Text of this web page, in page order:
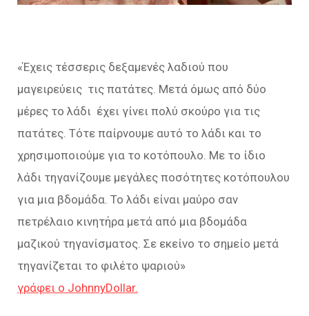
«Έχεις τέσσερις δεξαμενές λαδιού που
μαγειρεύεις τις πατάτες. Μετά όμως από δύο
μέρες το λάδι έχει γίνει πολύ σκούρο για τις
πατάτες. Τότε παίρνουμε αυτό το λάδι και το
χρησιμοποιούμε για το κοτόπουλο. Με το ίδιο
λάδι τηγανίζουμε μεγάλες ποσότητες κοτόπουλου
για μια βδομάδα. Το λάδι είναι μαύρο σαν
πετρέλαιο κινητήρα μετά από μια βδομάδα
μαζικού τηγανίσματος. Σε εκείνο το σημείο μετά
τηγανίζεται το φιλέτο ψαριού»
γράφει ο JohnnyDollar.